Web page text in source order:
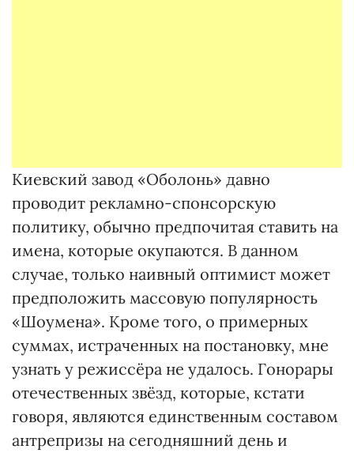
Киевский завод «Оболонь» давно
проводит рекламно-спонсорскую
политику, обычно предпочитая ставить на
имена, которые окупаются. В данном
случае, только наивный оптимист может
предположить массовую популярность
«Шоумена». Кроме того, о примерных
суммах, истраченных на постановку, мне
узнать у режиссёра не удалось. Гонорары
отечественных звёзд, которые, кстати
говоря, являются единственным составом
антрепризы на сегодняшний день и